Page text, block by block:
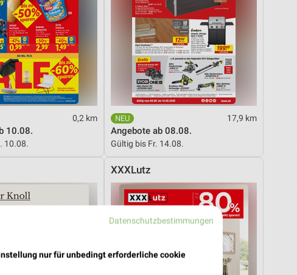
0,2 km
10.08.
10.08.
17,9 km
Angebote ab 08.08.
Gültig bis Fr. 14.08.
XXXLutz
Datenschutzbestimmungen
nur für unbedingt erforderliche cookie